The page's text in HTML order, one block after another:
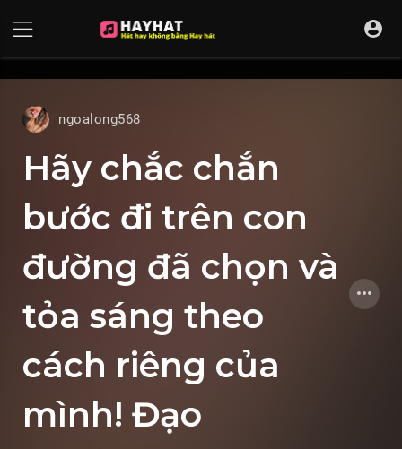
ngoalong568
Hãy chắc chắn
bước đi trên con
đường đã chọn và
tỏa sáng theo
cách riêng của
mình! Đạo